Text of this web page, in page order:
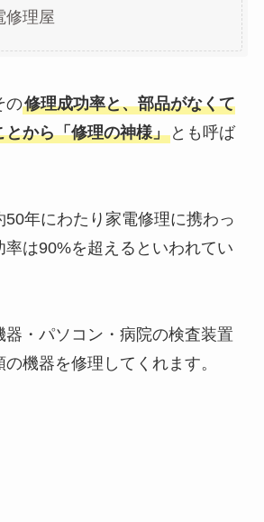
修理屋
の修理成功率と、部品がなくて
とから「修理の神様」とも呼ば
50年にわたり家電修理に携わっ
率は90%を超えるといわれてい
器・パソコン・病院の検査装置
機器を修理してくれます。